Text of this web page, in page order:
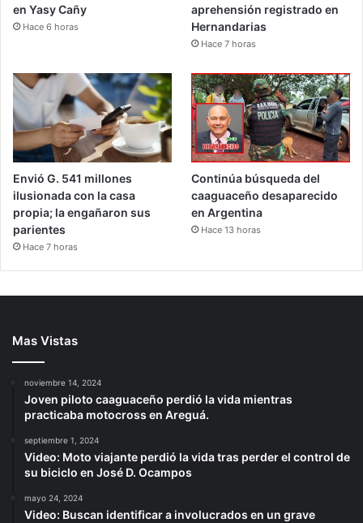
en Yasy Cañy
Hace 6 horas
aprehensión registrado en
Hernandarias
Hace 7 horas
Envió G. 541 millones
ilusionada con la casa
propia; la engañaron sus
parientes
Hace 7 horas
Continúa búsqueda del
caaguaceño desaparecido
en Argentina
Hace 13 horas
Mas Vistas
noviembre 14, 2024
Joven piloto caaguaceño perdió la vida mientras
practicaba motocross en Areguá.
septiembre 1, 2024
Video: Moto viajante perdió la vida tras perder el control de
su biciclo en José D. Ocampos
mayo 24, 2024
Video: Buscan identificar a involucrados en un grave